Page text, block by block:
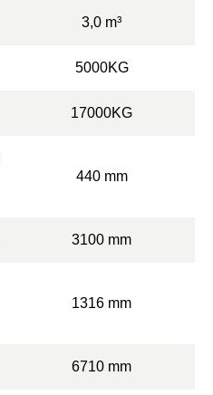
3,0 m³
5000KG
17000KG
440 mm
3100 mm
1316 mm
6710 mm